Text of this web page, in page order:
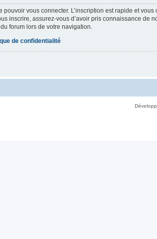
pouvoir vous connecter. L’inscription est rapide et
inscrire, assurez-vous d’avoir pris connaissance
forum lors de votre navigation.
de confidentialité